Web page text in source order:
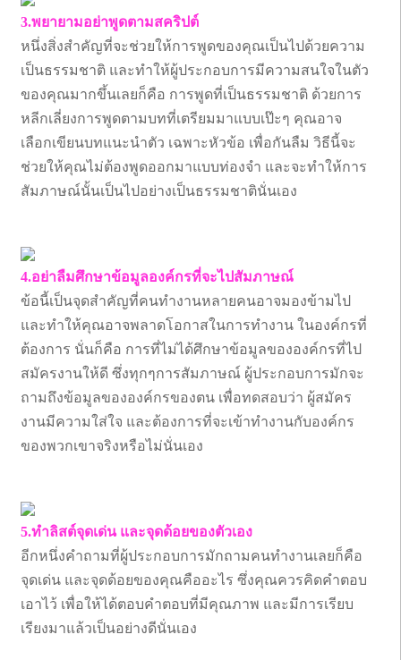
3.พยายามอย่าพูดตามสคริปต์
หนึ่งสิ่งสำคัญที่จะช่วยให้การพูดของคุณเป็นไปด้วยความ
เป็นธรรมชาติ และทำให้ผู้ประกอบการมีความสนใจในตัว
ของคุณมากขึ้นเลยก็คือ การพูดที่เป็นธรรมชาติ ด้วยการ
หลีกเลี่ยงการพูดตามบทที่เตรียมมาแบบเป๊ะๆ คุณอาจ
เลือกเขียนบทแนะนำตัว เฉพาะหัวข้อ เพื่อกันลืม วิธีนี้จะ
ช่วยให้คุณไม่ต้องพูดออกมาแบบท่องจำ และจะทำให้การ
สัมภาษณ์นั้นเป็นไปอย่างเป็นธรรมชาตินั่นเอง
4.อย่าลืมศึกษาข้อมูลองค์กรที่จะไปสัมภาษณ์
ข้อนี้เป็นจุดสำคัญที่คนทำงานหลายคนอาจมองข้ามไป
และทำให้คุณอาจพลาดโอกาสในการทำงาน ในองค์กรที่
ต้องการ นั่นก็คือ การที่ไม่ได้ศึกษาข้อมูลขององค์กรที่ไป
สมัครงานให้ดี ซึ่งทุกๆการสัมภาษณ์ ผู้ประกอบการมักจะ
ถามถึงข้อมูลขององค์กรของตน เพื่อทดสอบว่า ผู้สมัคร
งานมีความใส่ใจ และต้องการที่จะเข้าทำงานกับองค์กร
ของพวกเขาจริงหรือไม่นั่นเอง
5.ทำลิสต์จุดเด่น และจุดด้อยของตัวเอง
อีกหนึ่งคำถามที่ผู้ประกอบการมักถามคนทำงานเลยก็คือ
จุดเด่น และจุดด้อยของคุณคืออะไร ซึ่งคุณควรคิดคำตอบ
เอาไว้ เพื่อให้ได้ตอบคำตอบที่มีคุณภาพ และมีการเรียบ
เรียงมาแล้วเป็นอย่างดีนั่นเอง